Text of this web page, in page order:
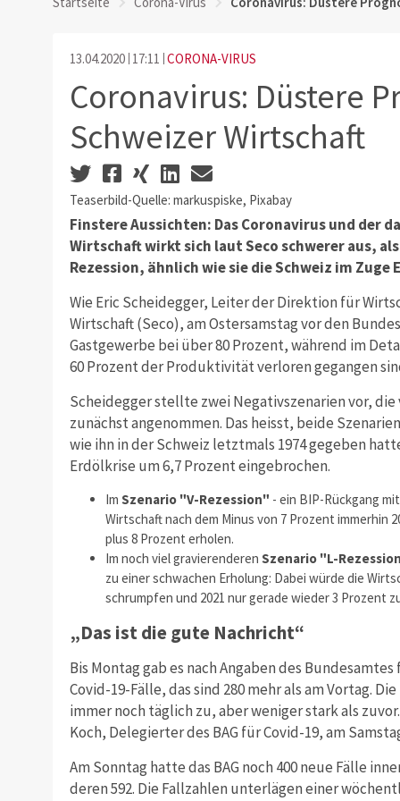
13.04.2020 17:11 CORONA-VIRUS
Coronavirus: Düstere
Schweizer Wirtschaft
Teaserbild-Quelle: markuspiske, Pixabay
Finstere Aussichten: Das Coronavirus und der
Wirtschaft wirkt sich laut Seco schwerer aus,
Rezession, ähnlich wie sie die Schweiz im
Wie Eric Scheidegger, Leiter der Direktion für
Wirtschaft (Seco), am Ostersamstag vor den
Gastgewerbe bei über 80 Prozent, während im
60 Prozent der Produktivität verloren gegangen
Scheidegger stellte zwei Negativszenarien vor, die
zunächst angenommen. Das heisst, beide
wie ihn in der Schweiz letztmals 1974 gegeben
Erdölkrise um 6,7 Prozent eingebrochen.
Im Szenario "V-Rezession" - ein BIP-Rückgang
Wirtschaft nach dem Minus von 7 Prozent immerhin
plus 8 Prozent erholen.
Im noch viel gravierenderen Szenario "L-
zu einer schwachen Erholung: Dabei würde die
schrumpfen und 2021 nur gerade wieder 3 Prozent
„Das ist die gute Nachricht“
Bis Montag gab es nach Angaben des
Covid-19-Fälle, das sind 280 mehr als am Vortag.
immer noch täglich zu, aber weniger stark als
Koch, Delegierter des BAG für Covid-19, am
Am Sonntag hatte das BAG noch 400 neue Fälle
deren 592. Die Fallzahlen unterlägen einer